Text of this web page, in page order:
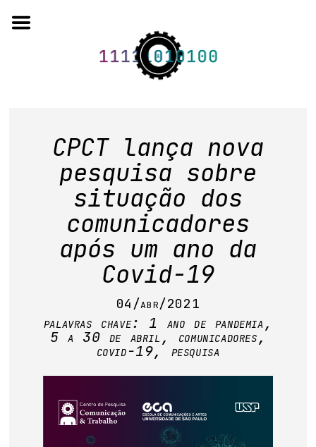
to
quem somos
artigos em periódicos
anais de eventos
capítulos de livros
base de dados
publicações na mídia
CPCT lança nova
pesquisa sobre
situação dos
comunicadores
após um ano da
Covid-19
04/abr/2021
palavras chave: 1 ano de pandemia,
5 a 30 de abril, comunicadores,
covid-19, pesquisa